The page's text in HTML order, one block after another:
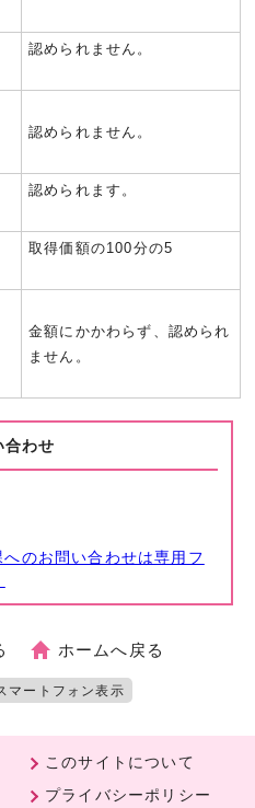
認められません。
認められません。
認められます。
取得価額の100分の5
金額にかかわらず、認められ
ません。
合わせ
のお問い合わせは専用フ
ホームへ戻る
マートフォン表示
このサイトについて
プライバシーポリシー